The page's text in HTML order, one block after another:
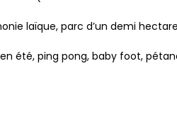
laïque, parc d’un demi hectare
été, ping pong, baby foot,